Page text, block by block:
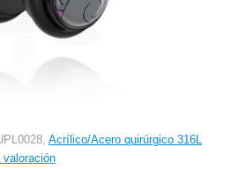
Acrílico/Acero quirúrgico 316L
valoración